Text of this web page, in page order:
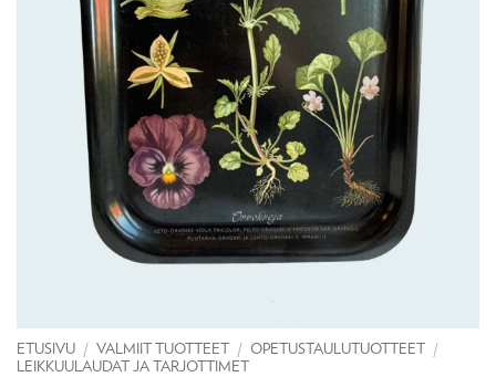
ETUSIVU / VALMIIT TUOTTEET / OPETUSTAULUTUOTTEET /
LEIKKUULAUDAT JA TARJOTTIMET